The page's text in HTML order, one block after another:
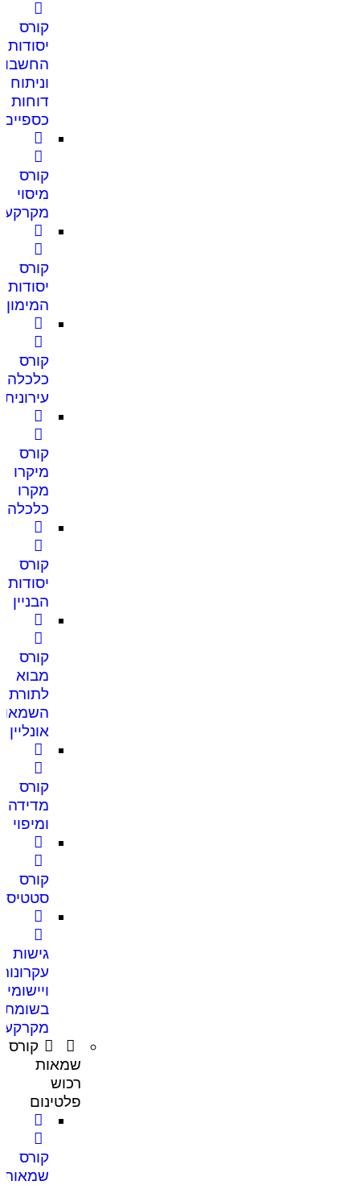
קורס
יסודות
וניתוח
דוחות
כספיים
קורס
מיסוי
קורס
יסודות
המימון
קורס
כלכלה
עירונית
קורס
מיקרו
מקרו
כלכלה
קורס
יסודות
הבניין
קורס
מבוא
לתורת
אונליין
קורס
מדידה
ומיפוי
קורס
גישות
בשומת
קורס
שמאות
רכוש
פלטינום
קורס
שמאות